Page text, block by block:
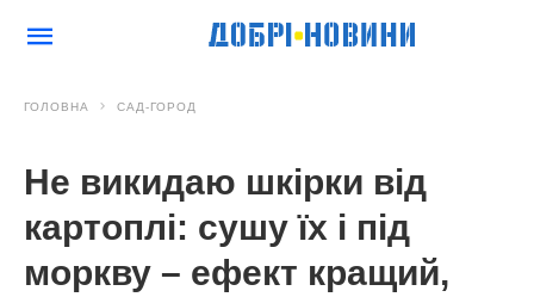
ГОЛОВНА САД-ГОРОД
Не викидаю шкірки від
картоплі: сушу їх і під
моркву – ефект кращий,